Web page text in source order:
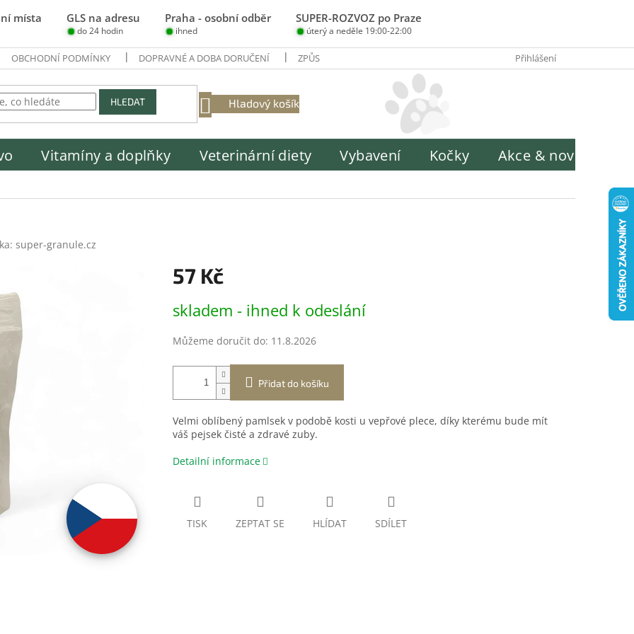
místa GLS na adresu Praha - osobní odběr SUPER-ROZVOZ po Praze
do 24 hodin ihned úterý a neděle 19:00-22:00
OBCHODNÍ PODMÍNKY DOPRAVNÉ A DOBA DORUČENÍ ZPŮSOBY PLATBY INFORMACE O ZPRACOVÁNÍ OSOBNÍCH ÚDAJŮ
Přihlášení
HLEDAT
NÁKUPNÍ
Hladový košík
Vitamíny a doplňky Veterinární diety Vybavení Kočky Akce & novinky
super-granule.cz
57 Kč
cena:
skladem - ihned k odeslání
Můžeme doručit do: 11.8.2026
Přidat do košíku
Velmi oblíbený pamlsek v podobě kosti u vepřové plece, díky kterému bude mít
váš pejsek čisté a zdravé zuby.
Detailní informace
TISK ZEPTAT SE HLÍDAT SDÍLET